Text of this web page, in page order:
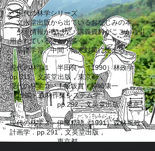
・現代の林学シリーズ
文永堂出版から出ているおなじみの本。
少々情報が古いが、講義資料がここから引
用されていることが多く、
基礎学習、中間・期末対策に使える。
現代の林学１ 半田良一（1990）林政学．
pp.311，文英堂出版，東京都．
現代の林学２ 上飯坂實・神崎康一
（1990）森林作業システム学．
pp.292，文英堂出版，東京
都．
現代の林学３ 伊藤精晤（1991）森林風致
計画学．pp.291， 文英堂出版，
東京都．